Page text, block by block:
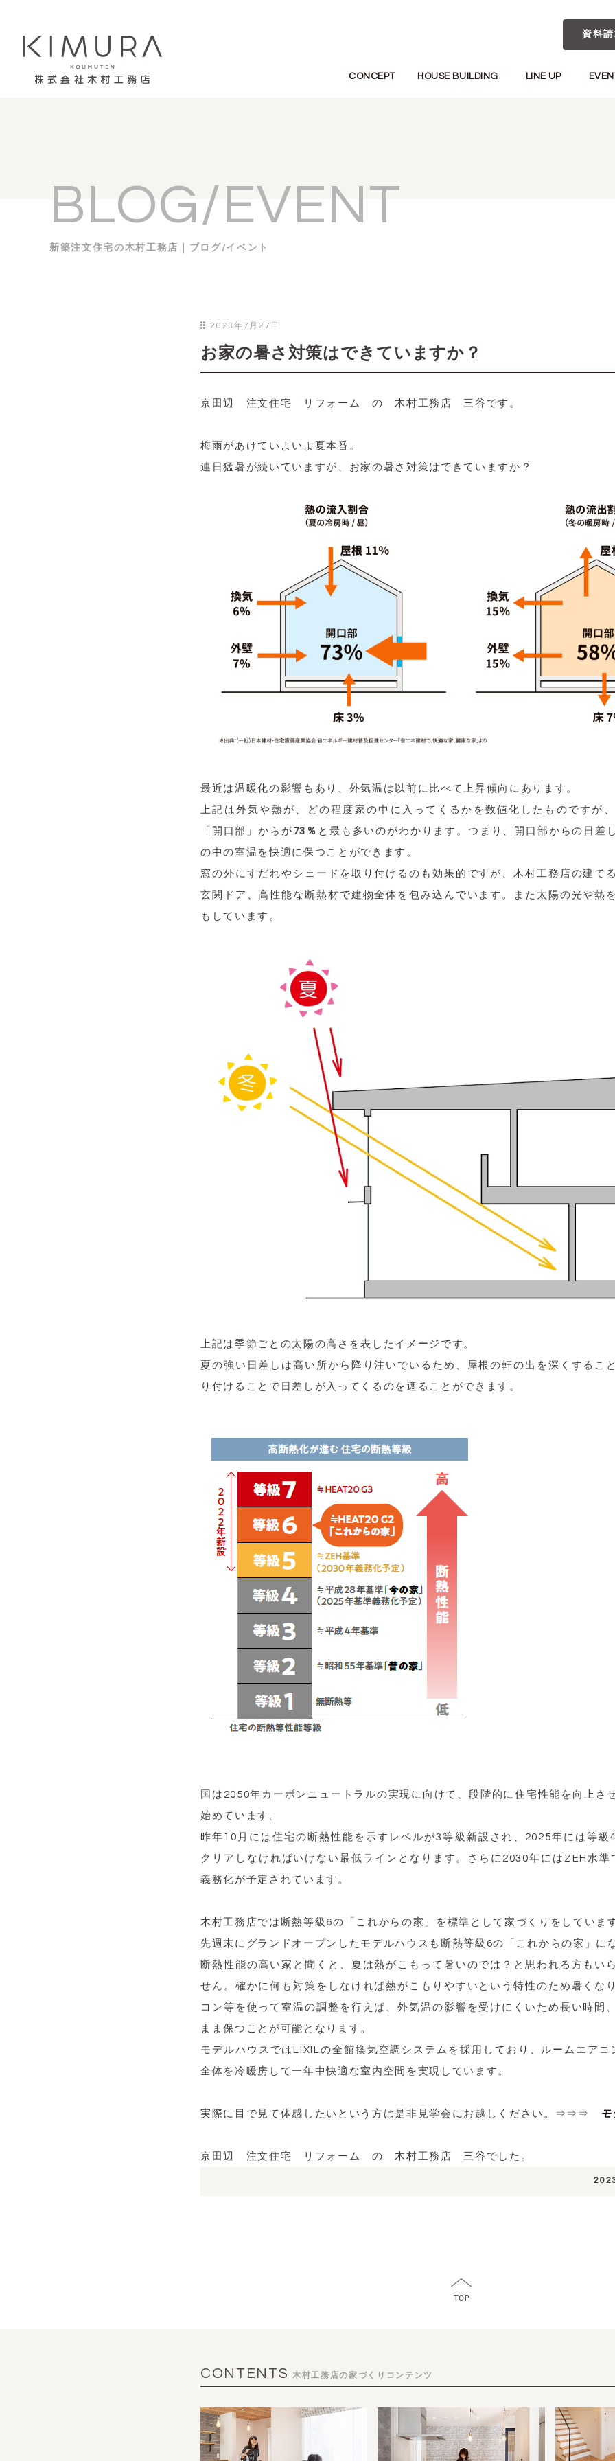
資料
CONCEPT HOUSE BUILDING LINE UP
BLOG/EVENT
新築注文住宅の木村工務店｜ブログ/イベント
2023年7月27日
お家の暑さ対策はできていますか？
京田辺 注文住宅 リフォーム の 木村工務店 三谷です。
梅雨があけていよいよ夏本番。
連日猛暑が続いていますが、お家の暑さ対策はできていますか？
最近は温暖化の影響もあり、外気温は以前に比べて上昇傾向にあります。
上記は外気や熱が、どの程度家の中に入ってくるかを数値化したものですが
「開口部」からが 73％ と最も多いのがわかります。つまり、開口部からの日差
の中の室温を快適に保つことができます。
窓の外にすだれやシェードを取り付けるのも効果的ですが、木村工務店の建て
玄関ドア、高性能な断熱材で建物全体を包み込んでいます。また太陽の光や熱
もしています。
上記は季節ごとの太陽の高さを表したイメージです。
夏の強い日差しは高い所から降り注いでいるため、屋根の軒の出を深くするこ
り付けることで日差しが入ってくるのを遮ることができます。
国は2050年カーボンニュートラルの実現に向けて、段階的に住宅性能を向上さ
始めています。
昨年10月には住宅の断熱性能を示すレベルが3等級新設され、2025年には等級
クリアしなければいけない最低ラインとなります。さらに2030年にはZEH水準
義務化が予定されています。
木村工務店では断熱等級6の「これからの家」を標準として家づくりをしていま
先週末にグランドオープンしたモデルハウスも断熱等級6の「これからの家」に
断熱性能の高い家と聞くと、夏は熱がこもって暑いのでは？と思われる方もい
せん。確かに何も対策をしなければ熱がこもりやすいという特性のため暑くな
コン等を使って室温の調整を行えば、外気温の影響を受けにくいため長い時間
まま保つことが可能となります。
モデルハウスではLIXILの全館換気空調システムを採用しており、ルームエアコ
全体を冷暖房して一年中快適な室内空間を実現しています。
実際に目で見て体感したいという方は是非見学会にお越しください。⇒⇒⇒ モ
京田辺 注文住宅 リフォーム の 木村工務店 三谷でした。
CONTENTS 木村工務店の家づくりコンテンツ